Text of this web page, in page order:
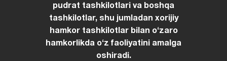
pudrat tashkilotlari va boshqa
tashkilotlar, shu jumladan xorijiy
hamkor tashkilotlar bilan oʻzaro
hamkorlikda oʻz faoliyatini amalga
oshiradi.